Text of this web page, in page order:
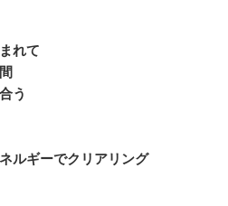
れて
う
ルギーでクリアリング